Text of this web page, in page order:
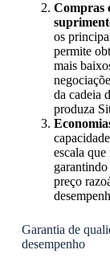
Compras
os
permite
mais
da cadeia
produza
escala
preço
Garantia de
desempenho